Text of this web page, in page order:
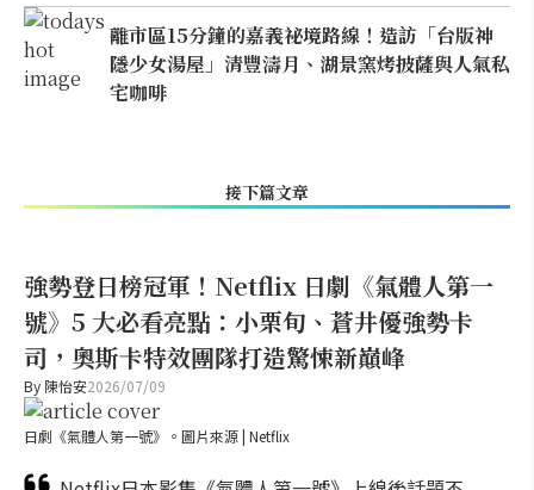
離市區15分鐘的嘉義祕境路線！造訪「台版神
隱少女湯屋」清豐濤月、湖景窯烤披薩與人氣私
宅咖啡
接下篇文章
強勢登日榜冠軍！Netflix 日劇《氣體人第一
號》5 大必看亮點：小栗旬、蒼井優強勢卡
司，奧斯卡特效團隊打造驚悚新巔峰
By 陳怡安2026/07/09
日劇《氣體人第一號》。圖片來源 | Netflix